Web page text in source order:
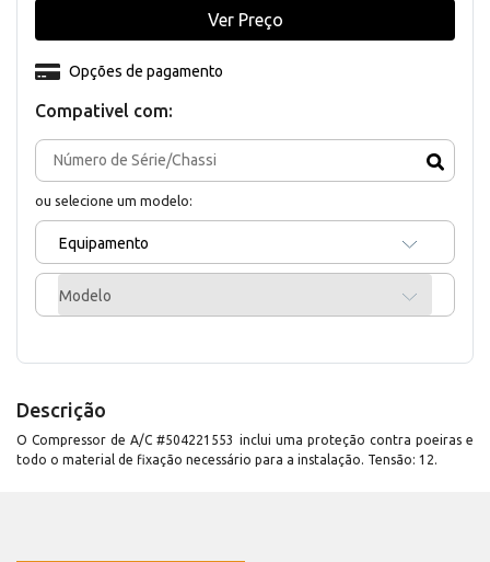
Compativel com:
ou selecione um modelo:
Equipamento
Modelo
Opções de pagamento
Ver Preço
Descrição
O Compressor de A/C #504221553 inclui uma proteção contra poeiras e
todo o material de fixação necessário para a instalação. Tensão: 12.